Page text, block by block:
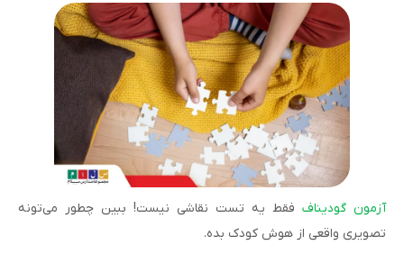
آزمون گودیناف فقط یه تست نقاشی نیست! ببین چطور می‌تونه
تصویری واقعی از هوش کودک بده.